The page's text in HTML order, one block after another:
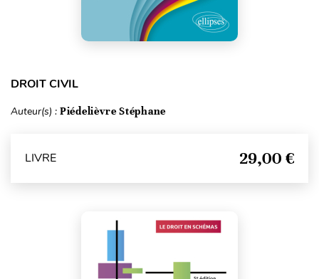
DROIT CIVIL
Auteur(s) : Piédelièvre Stéphane
LIVRE 29,00 €